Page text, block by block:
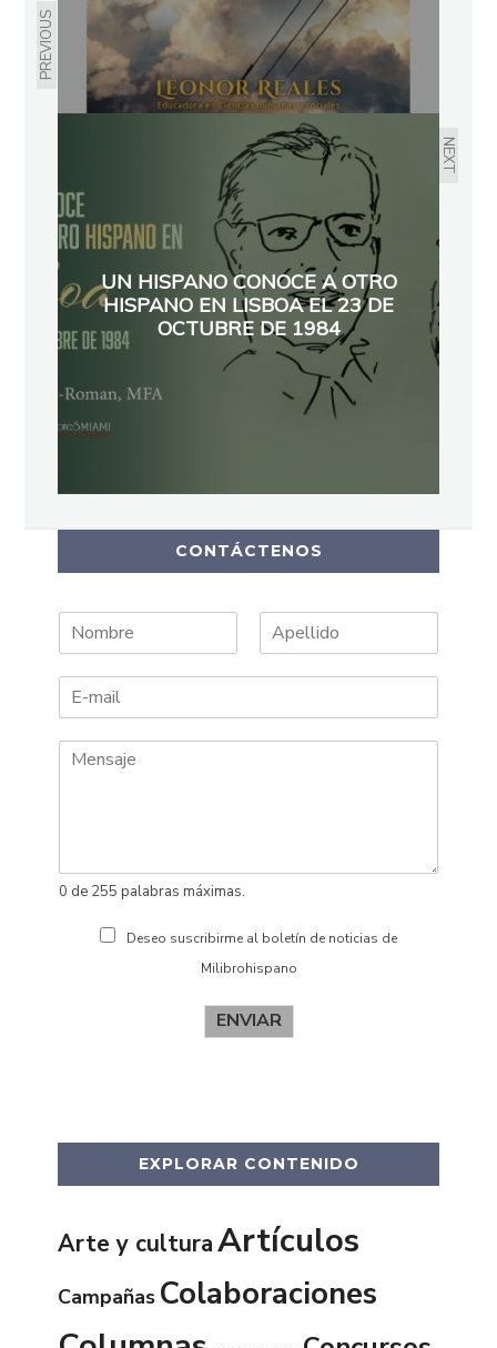
PREVIOUS
NEXT
UN HISPANO CONOCE A OTRO
HISPANO EN LISBOA EL 23 DE
OCTUBRE DE 1984
CONTÁCTENOS
o
b
p
l
0 de 255 palabras máximas.
Deseo suscribirme al boletín de noticias de
Milibrohispano
ENVIAR
EXPLORAR CONTENIDO
Arte y culturaArtículos
Campañas Colaboraciones